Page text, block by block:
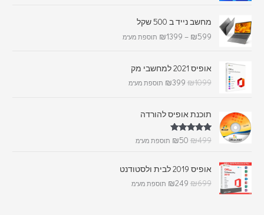
מחשב נייד ב 500 שקל
₪599
–
₪1399 תוספת מע"מ
אופיס 2021 למחשבי מק
₪1099
₪399 תוספת מע"מ
תוכנת אופיס להורדה
דורג5.00
₪499
₪50 תוספת מע"מ
אופיס 2019 לבית ולסטודנט
₪699
₪249 תוספת מע"מ